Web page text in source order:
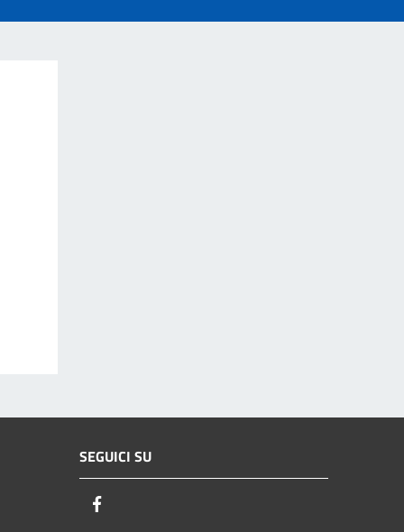
SEGUICI SU